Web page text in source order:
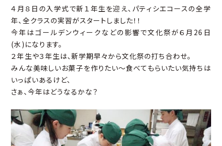
４月８日の入学式で新１年生を迎え、パティシエコースの全学
年、全クラスの実習がスタートしました！！
今年はゴールデンウィークなどの影響で文化祭が６月26日
(水)になります。
２年生や３年生は、新学期早々から文化祭の打ち合わせ。
みんな美味しいお菓子を作りたい～食べてもらいたい気持ちは
いっぱいあるけど、
さぁ、今年はどうなるかな？